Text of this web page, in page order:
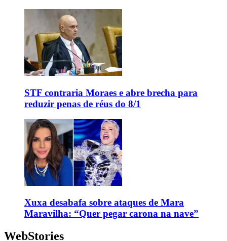
STF contraria Moraes e abre brecha para
reduzir penas de réus do 8/1
Xuxa desabafa sobre ataques de Mara
Maravilha: “Quer pegar carona na nave”
WebStories